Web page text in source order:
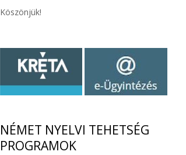
Köszönjük!
NÉMET NYELVI TEHETSÉG
PROGRAMOK